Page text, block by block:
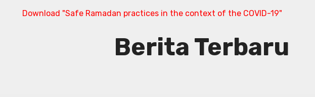
Download "Safe Ramadan practices in the context of the COVID-19"
Berita Terbaru